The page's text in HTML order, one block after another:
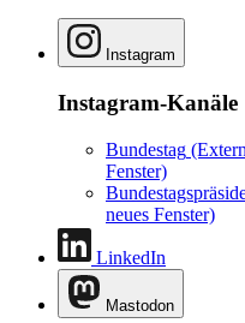
Instagram
Instagram-Kanäle
Bundestag
Fenster)
neues Fenster)
LinkedIn
Mastodon